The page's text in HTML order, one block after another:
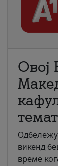
Овој
викенд
време